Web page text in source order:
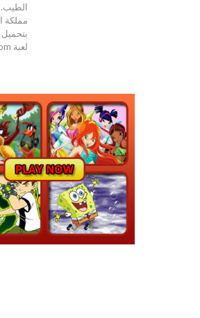
الطيب.
مملكة
لعبة Fishdom…